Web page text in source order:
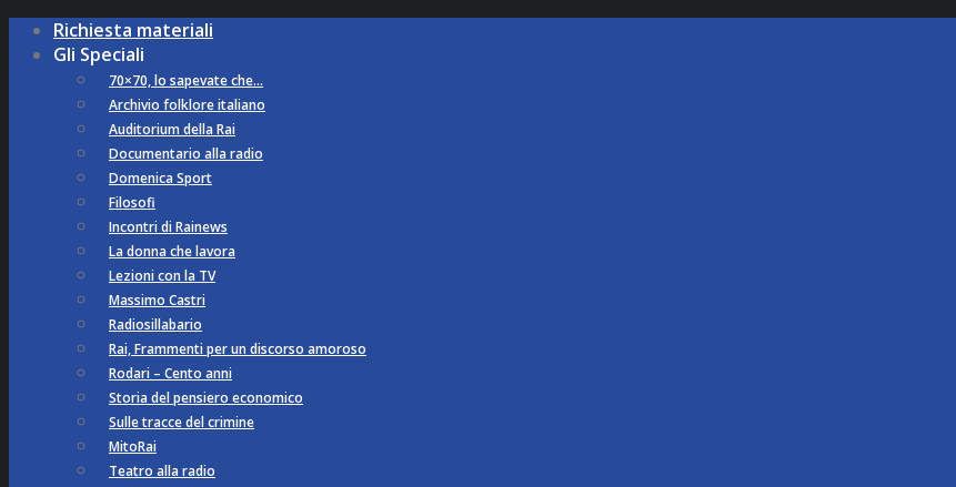
Richiesta materiali
Gli Speciali
70×70, lo sapevate che…
Archivio folklore italiano
Auditorium della Rai
Documentario alla radio
Domenica Sport
Filosofi
Incontri di Rainews
La donna che lavora
Lezioni con la TV
Massimo Castri
Radiosillabario
Rai, Frammenti per un discorso amoroso
Rodari – Cento anni
Storia del pensiero economico
Sulle tracce del crimine
MitoRai
Teatro alla radio